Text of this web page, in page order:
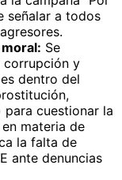
señalar a todos
Se
corrupción y
dentro del
para cuestionar la
materia de
la falta de
ante denuncias